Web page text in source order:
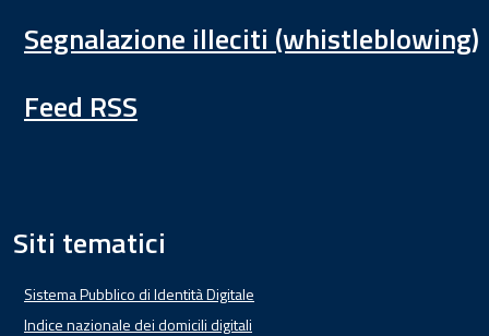
Segnalazione illeciti (whistleblowing)
Feed RSS
Siti tematici
Sistema Pubblico di Identità Digitale
Indice nazionale dei domicili digitali